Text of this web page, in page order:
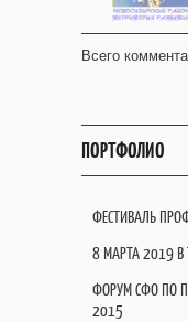
Всего
ПОРТФОЛИО
ФЕСТИВАЛЬ
8 МАРТА 2019 В
ФОРУМ СФО ПО
2015